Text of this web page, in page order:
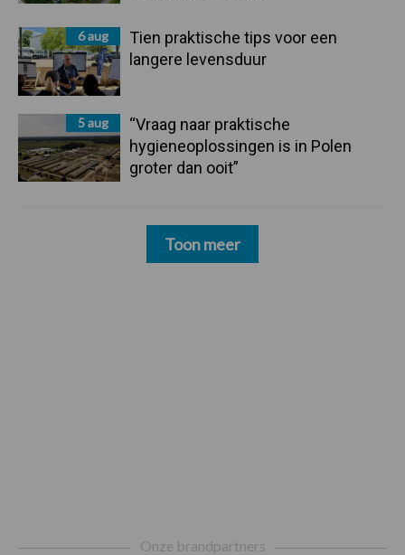
6 aug
Tien praktische tips voor een
langere levensduur
5 aug
“Vraag naar praktische
hygieneoplossingen is in Polen
groter dan ooit”
Toon meer
Onze brandpartners